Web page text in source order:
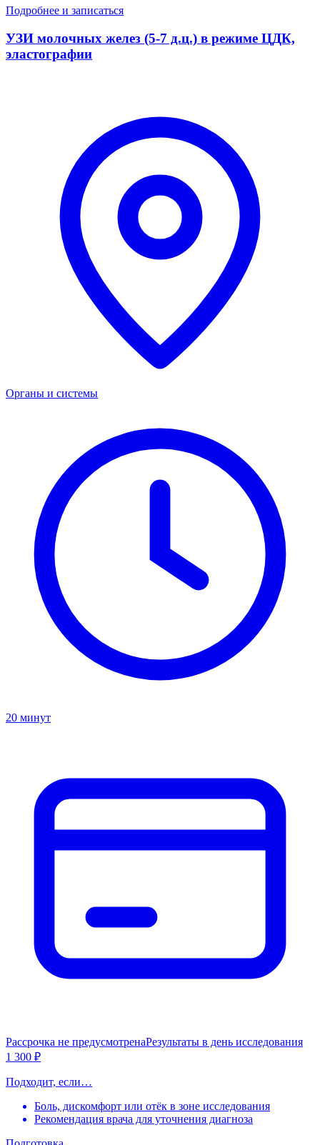
Подробнее и записаться
УЗИ молочных желез (5-7 д.ц.) в режиме ЦДК,
эластографии
Органы и системы
20 минут
Рассрочка не предусмотренаРезультаты в день исследования
1 300 ₽
Подходит, если…
Боль, дискомфорт или отёк в зоне исследования
Рекомендация врача для уточнения диагноза